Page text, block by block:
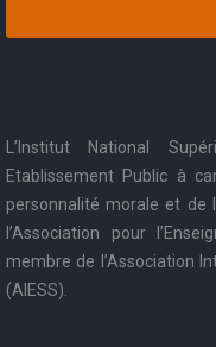
L’Institut National
Etablissement Public à
personnalité morale et de
l’Association pour
membre de l’Association
(AIESS).